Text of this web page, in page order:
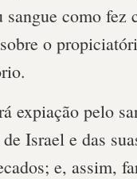
sangue como
o
expiação pelo
Israel e das
e, assim,